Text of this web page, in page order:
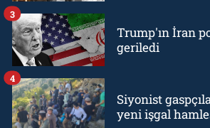
Trump'ın İran
geriledi
3
Siyonist
yeni işgal
4